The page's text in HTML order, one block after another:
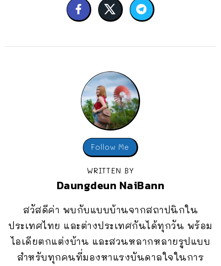
Follow Me
WRITTEN BY
Daungdeun NaiBann
สวัสดีค่า พบกับแบบบ้านจากสถาปนิกใน
ประเทศไทย และต่างประเทศกันได้ทุกวัน พร้อม
ไอเดียตกแต่งบ้าน และสวนหลากหลายรูปแบบ
สำหรับทุกคนที่มองหาแรงบันดาลใจในการ